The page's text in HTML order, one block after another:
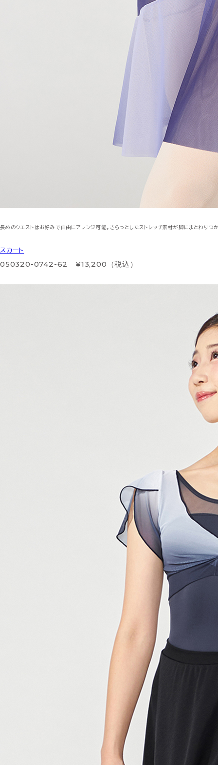
長めのウエストはお好みで自由にアレンジ可能。さらっとしたストレッチ素材が脚にまとわりつ
スカート
050320-0742-62 ¥13,200（税込）